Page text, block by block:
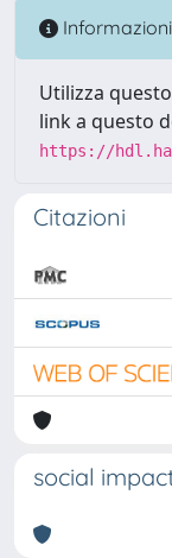
Informazioni
Utilizza
link a questo
https://
Citazioni
social